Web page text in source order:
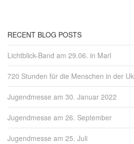
RECENT BLOG POSTS
Lichtblick-Band am 29.06. in Marl
720 Stunden für die Menschen in der
Jugendmesse am 30. Januar 2022
Jugendmesse am 26. September
Jugendmesse am 25. Juli